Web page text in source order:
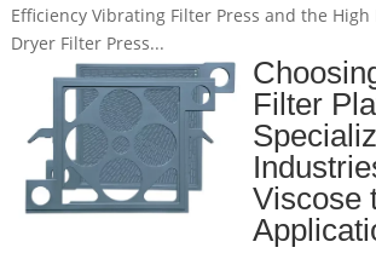
Efficiency Vibrating Filter Press and the High
Dryer Filter Press...
Filter
Viscose